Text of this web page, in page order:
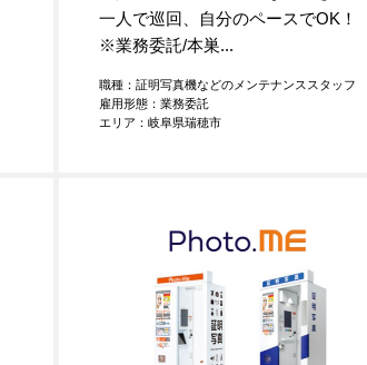
一人で巡回、自分のペースでOK！
※業務委託/本巣...
職種：証明写真機などのメンテナンススタッフ
雇用形態：業務委託
エリア：岐阜県瑞穂市